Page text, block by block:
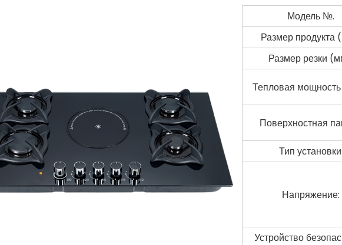
Модель №.
Размер продукта
Размер резки
Тепловая
Поверхностная
Тип установки:
Напряжение:
Устройство